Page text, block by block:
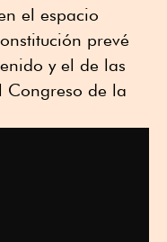
el espacio
prevé
y el de las
Congreso de la